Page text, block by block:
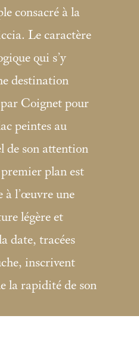
consacré à la
Le caractère
qui s’y
destination
Coignet pour
peintes au
de son attention
plan est
à l’œuvre une
légère et
date, tracées
inscrivent
la rapidité de son